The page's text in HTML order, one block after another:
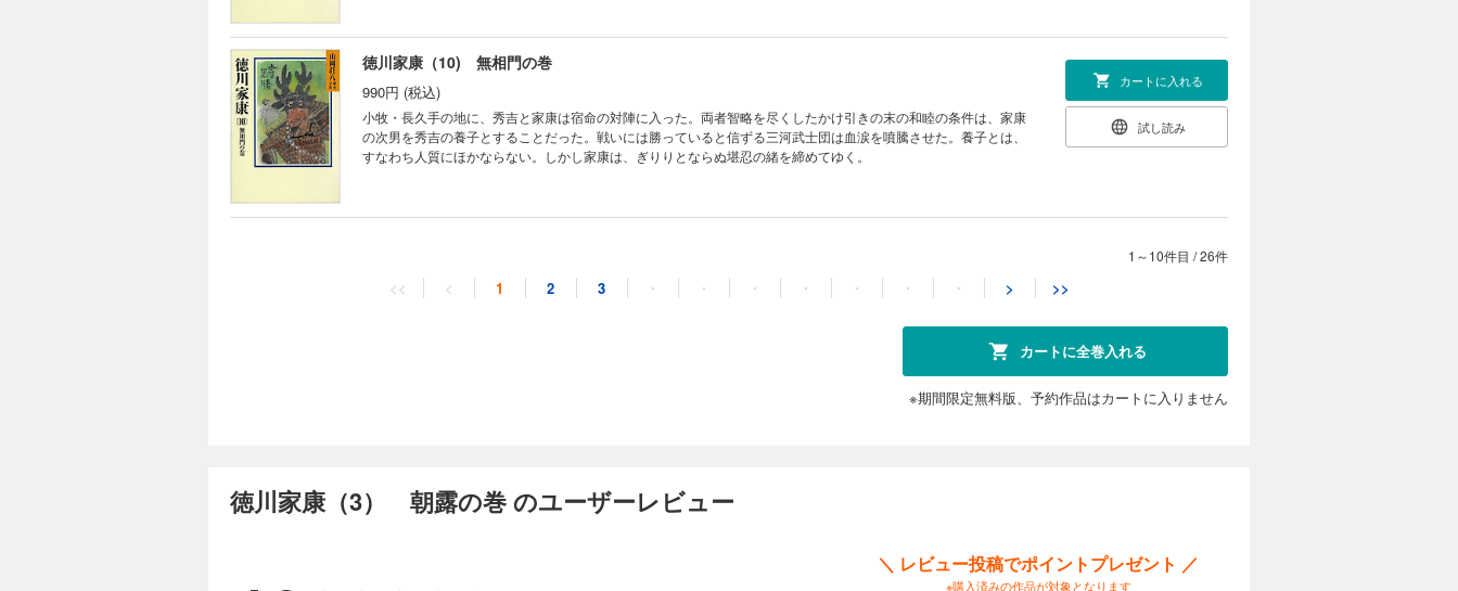
徳川家康（10) 無相門の巻
990円 (税込)
小牧・長久手の地に、秀吉と家康は宿命の対陣に入った。両者智略を尽くしたかけ引きの末の和睦の条件は、家康
の次男を秀吉の養子とすることだった。戦いには勝っていると信ずる三河武士団は血涙を噴騰させた。養子とは、
すなわち人質にほかならない。しかし家康は、ぎりりとならぬ堪忍の緒を締めてゆく。
カートに入れる
試し読み
天下統一のためには家康に臣下の礼をとらせなければならない。肉親家臣の犠牲もやむをえない。秀吉の政略は青
カートに入れる
拒み通すことはできない。竜虎の提携は成立した。秀吉は勇躍して九州征伐に向かい、家康は東国経営に乗り出
す。待望の泰平の到来か。いや、今度は正室寧々（ねね）と愛妾茶々の間で、激しい女の闘いがはじまっていた。
1～10件目 /26件
<< < 1 2 3 ・ ・ ・ ・ ・ ・ ・ > >>
カートに全巻入れる
※期間限定無料版、予約作品はカートに入りません
徳川家康（3） 朝露の巻 のユーザーレビュー
＼ レビュー投稿でポイントプレゼント ／
※購入済みの作品が対象となります